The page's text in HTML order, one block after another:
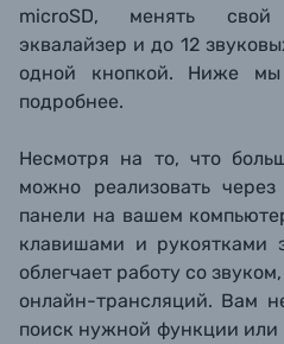
microSD, менять свой
эквалайзер и до 12
одной кнопкой. Ниже
подробнее.
Несмотря на то, что
можно реализовать
панели на вашем
клавишами и рукоятками
облегчает работу со
онлайн-трансляций. Вам
поиск нужной функции или